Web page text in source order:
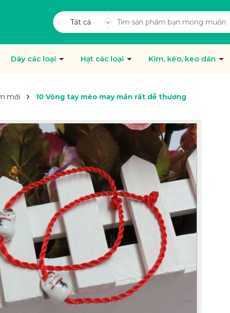
Tất cả
Dây các loại Hạt các loại Kìm, kéo, keo dán
mới 10 Vòng tay mèo may mắn rất dễ thương